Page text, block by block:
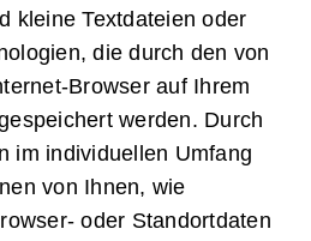
kleine Textdateien oder
die durch den von
Browser auf Ihrem
werden. Durch
im individuellen Umfang
von Ihnen, wie
oder Standortdaten